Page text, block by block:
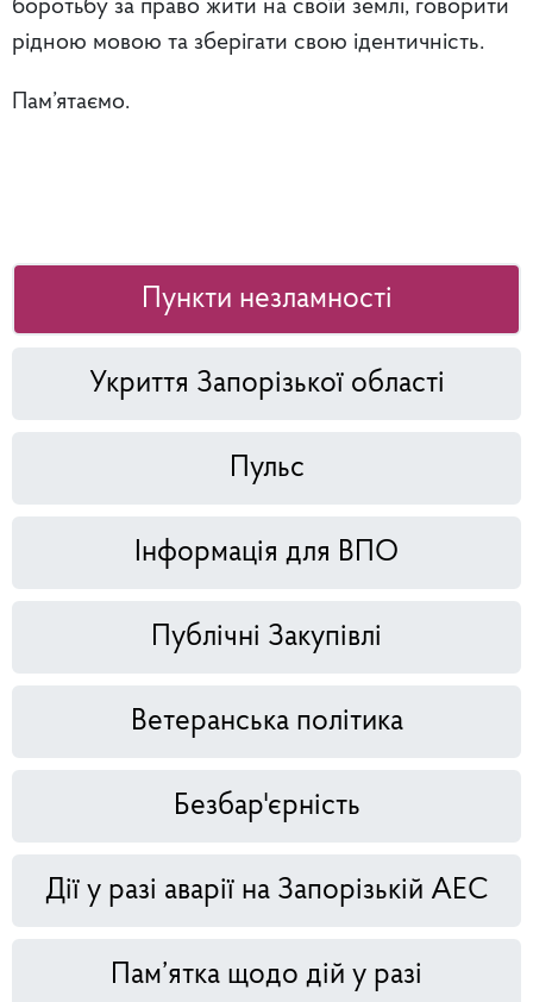
боротьбу за право жити на своїй землі, говорити
рідною мовою та зберігати свою ідентичність.
Пам’ятаємо.
Пункти незламності
Укриття Запорізької області
Пульс
Інформація для ВПО
Публічні Закупівлі
Ветеранська політика
Безбар'єрність
Дії у разі аварії на Запорізькій АЕС
Пам’ятка щодо дій у разі